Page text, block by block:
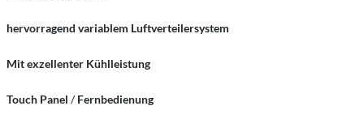
hervorragend variablem Luftverteilersystem
Mit exzellenter Kühlleistung
Touch Panel /Fernbedienung